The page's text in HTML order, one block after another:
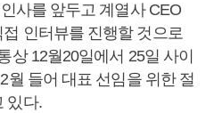
사를 앞두고 계열사 CEO
인터뷰를 진행할 것으로
상 12월20일에서 25일 사이
월 들어 대표 선임을 위한 절
있다.